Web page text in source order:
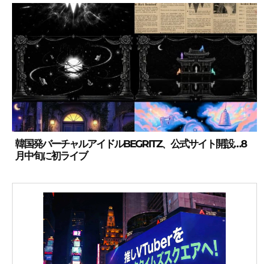
韓国発バーチャルアイドルBEGRITZ、公式サイト開設…8
月中旬に初ライブ